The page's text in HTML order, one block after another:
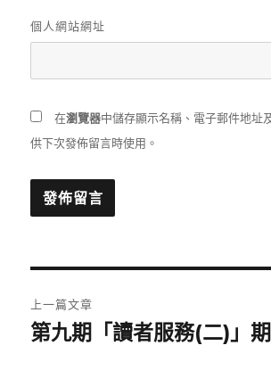
個人網站網址
在瀏覽器中儲存顯示名稱、電子郵件地址
供下次發佈留言時使用。
章
上一篇文章
上
第九期「讀者服務(二)」